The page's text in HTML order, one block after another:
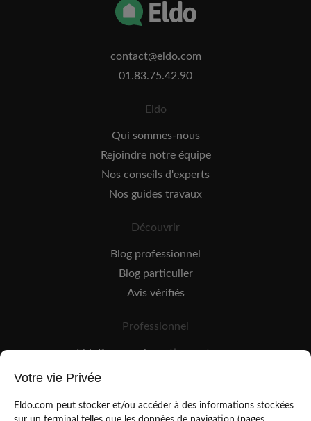
contact@eldo.com
01.83.75.42.90
Eldo
Qui sommes-nous
Rejoindre notre équipe
Nos conseils d'experts
Nos guides travaux
Découvrir
Blog professionnel
Blog particulier
Avis vérifiés
Professionnel
EldoPro pour les artisans et pros
EldoNetwork pour les réseaux, marques et industriels
Votre vie Privée
Eldo.com peut stocker et/ou accéder à des informations stockées